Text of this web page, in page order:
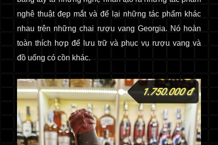
nghê thuật đẹp mắt và để lại những tác phẩm khác
nhau trên những chai rượu vang Georgia. Nó hoàn
toàn thích hợp để lưu trữ và phục vụ rượu vang và
đồ uống có cồn khác.